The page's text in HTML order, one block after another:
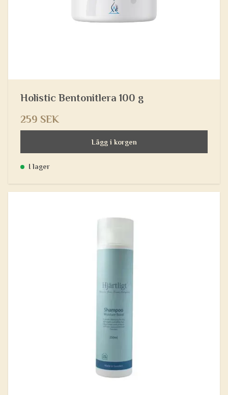
Holistic Bentonitlera 100 g
259 SEK
Lägg i korgen
I lager